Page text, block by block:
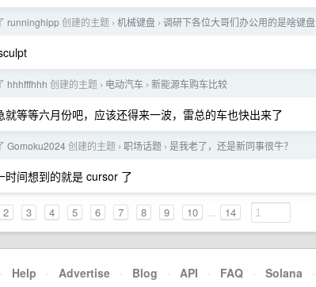
runninghipp创建的主题 › 机械键盘 › 调研下各位大哥们办公用的是啥键盘
hhhfffhhh 创建的主题 › 电动汽车 › 新能源车购车比较
就等等六月份吧，应该还得来一波，雷总的车也快出来了
Gomoku2024创建的主题 › 职场话题 › 是我老了，还是新同事很牛？
时间想到的就是 cursor 了
2 3 4 5 6 7 8 9 10 ... 14
· Help · Advertise · Blog · API · FAQ · Solana ·